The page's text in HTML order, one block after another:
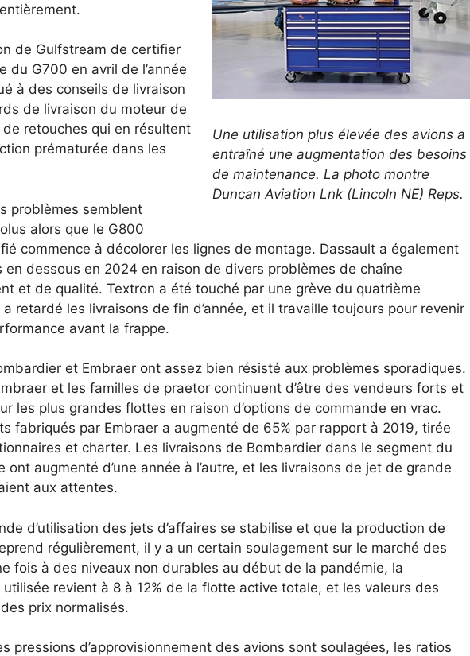
Une utilisation plus élevée des avions a
entraîné une augmentation des besoins
de maintenance. La photo montre
Duncan Aviation Lnk (Lincoln NE) Reps.
de Gulfstream de certifier
du G700 en avril de l’année
à des conseils de livraison
de livraison du moteur de
de retouches qui en résultent
prématurée dans les
problèmes semblent
alors que le G800
commence à décolorer les lignes de montage. Dassault a également
en dessous en 2024 en raison de divers problèmes de chaîne
et de qualité. Textron a été touché par une grève du quatrième
retardé les livraisons de fin d’année, et il travaille toujours pour revenir
avant la frappe.
et Embraer ont assez bien résisté aux problèmes sporadiques.
et les familles de praetor continuent d’être des vendeurs forts et
les plus grandes flottes en raison d’options de commande en vrac.
fabriqués par Embraer a augmenté de 65% par rapport à 2019, tirée
et charter. Les livraisons de Bombardier dans le segment du
ont augmenté d’une année à l’autre, et les livraisons de jet de grande
aux attentes.
d’utilisation des jets d’affaires se stabilise et que la production de
régulièrement, il y a un certain soulagement sur le marché des
fois à des niveaux non durables au début de la pandémie, la
revient à 8 à 12% de la flotte active totale, et les valeurs des
prix normalisés.
pressions d’approvisionnement des avions sont soulagées, les ratios